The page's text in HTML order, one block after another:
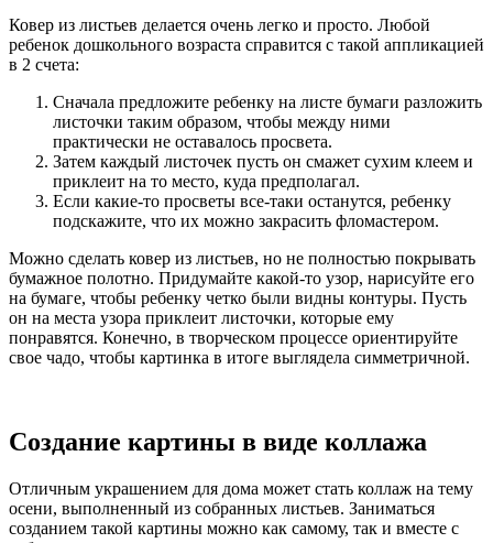
Ковер из листьев делается очень легко и просто. Любой
ребенок дошкольного возраста справится с такой аппликацией
в 2 счета:
Сначала предложите ребенку на листе бумаги разложить
листочки таким образом, чтобы между ними
практически не оставалось просвета.
Затем каждый листочек пусть он смажет сухим клеем и
приклеит на то место, куда предполагал.
Если какие-то просветы все-таки останутся, ребенку
подскажите, что их можно закрасить фломастером.
Можно сделать ковер из листьев, но не полностью покрывать
бумажное полотно. Придумайте какой-то узор, нарисуйте его
на бумаге, чтобы ребенку четко были видны контуры. Пусть
он на места узора приклеит листочки, которые ему
понравятся. Конечно, в творческом процессе ориентируйте
свое чадо, чтобы картинка в итоге выглядела симметричной.
Создание картины в виде коллажа
Отличным украшением для дома может стать коллаж на тему
осени, выполненный из собранных листьев. Заниматься
созданием такой картины можно как самому, так и вместе с